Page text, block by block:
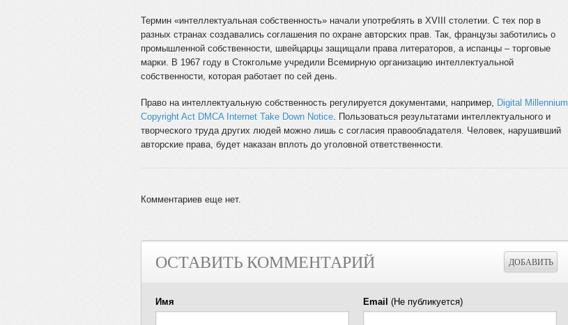
Термин «интеллектуальная собственность» начали употреблять в XVIII столетии. С тех пор в
разных странах создавались соглашения по охране авторских прав. Так, французы заботились о
промышленной собственности, швейцарцы защищали права литераторов, а испанцы – торговые
марки. В 1967 году в Стокгольме учредили Всемирную организацию интеллектуальной
собственности, которая работает по сей день.
Право на интеллектуальную собственность регулируется документами, например, Digital Millennium
Copyright Act DMCA Internet Take Down Notice. Пользоваться результатами интеллектуального и
творческого труда других людей можно лишь с согласия правообладателя. Человек, нарушивший
авторские права, будет наказан вплоть до уголовной ответственности.
Комментариев еще нет.
ОСТАВИТЬ КОММЕНТАРИЙ
Имя Email (Не публикуется)